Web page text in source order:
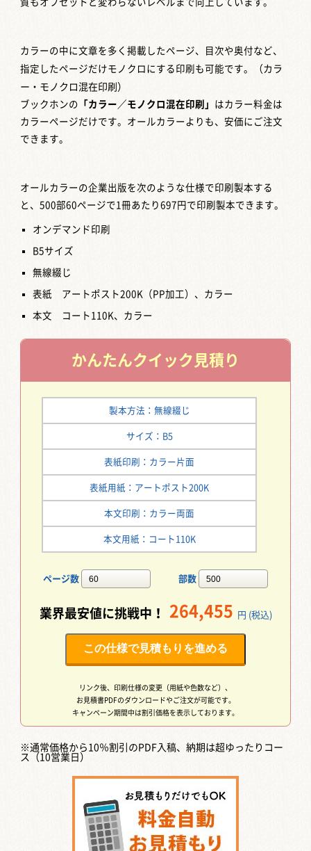
質もオフセットと変わらないレベルまで向上しています。
カラーの中に文章を多く掲載したページ、目次や奥付など、
指定したページだけモノクロにする印刷も可能です。
（カラ
ー・モノクロ混在印刷）
ブックホンの 「カラー／モノクロ混在印刷」 はカラー料金は
カラーページだけです。オールカラーよりも、安価にご注文
できます。
オールカラーの企業出版を次のような仕様で印刷製本する
と、500部60ページで1冊あたり697円で印刷製本できます。
オンデマンド印刷
B5サイズ
無線綴じ
表紙 アートポスト200K（PP加工）、カラー
本文 コート110K、カラー
かんたんクイック見積り
製本方法：無線綴じ
サイズ：B5
表紙印刷：カラー片面
表紙用紙：アートポスト200K
本文印刷：カラー両面
本文用紙：コート110K
ページ数 部数
業界最安値に挑戦中！ 264,455 円 (税込)
この仕様で見積もりを進める
リンク後、印刷仕様の変更（用紙や色数など）、
お見積書PDFのダウンロードやご注文が可能です。
キャンペーン期間中は割引価格を表示しております。
※通常価格から10％割引のPDF入稿、納期は超ゆったりコー
ス（10営業日）